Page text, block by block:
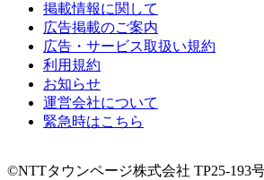
掲載情報に関して
広告掲載のご案内
広告・サービス取扱い規約
利用規約
お知らせ
運営会社について
緊急時はこちら
©NTTタウンページ株式会社 TP25-193号